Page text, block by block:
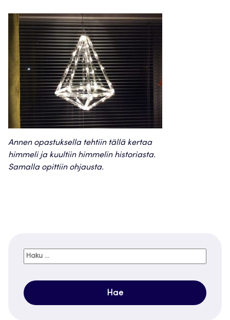
Annen opastuksella tehtiin tällä kertaa
himmeli ja kuultiin himmelin historiasta.
Samalla opittiin ohjausta.
Haku: